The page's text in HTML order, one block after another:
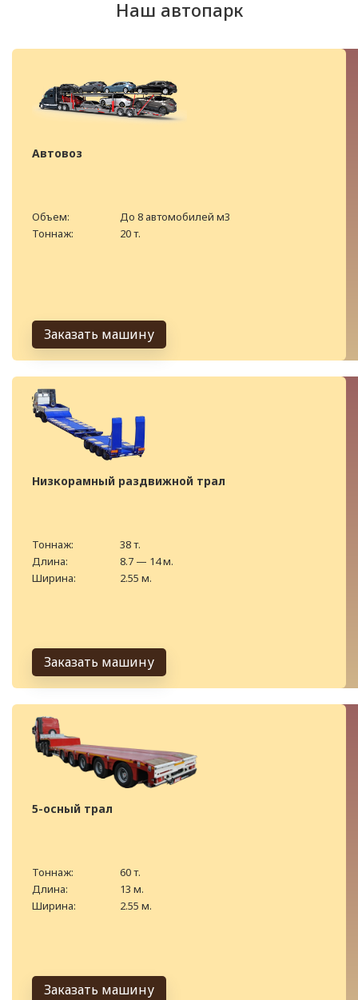
Наш автопарк
Автовоз
Объем:
До 8 автомобилей м3
Тоннаж:
20 т.
Заказать машину
Низкорамный раздвижной трал
Тоннаж:
38 т.
Длина:
8.7 — 14 м.
Ширина:
2.55 м.
Заказать машину
5-осный трал
Тоннаж:
60 т.
Длина:
13 м.
Ширина:
2.55 м.
Заказать машину